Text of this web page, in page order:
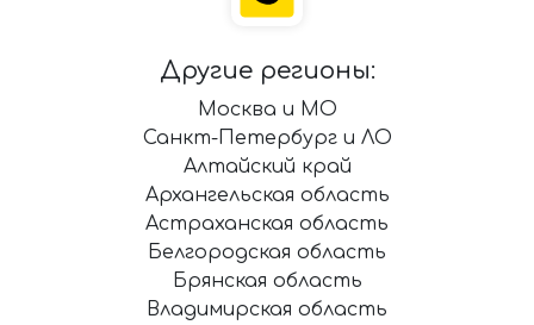
Другие регионы:
Москва и МО
Санкт-Петербург и ЛО
Алтайский край
Архангельская область
Астраханская область
Белгородская область
Брянская область
Владимирская область